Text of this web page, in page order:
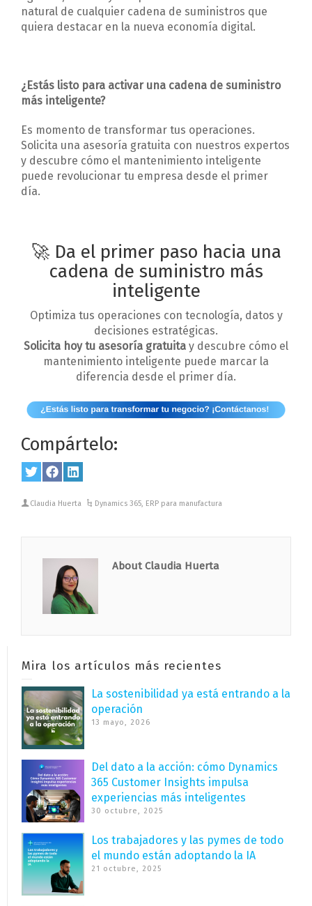
natural de cualquier cadena de suministros que
quiera destacar en la nueva economía digital.
¿Estás listo para activar una cadena de suministro
más inteligente?
Es momento de transformar tus operaciones.
Solicita una asesoría gratuita con nuestros expertos
y descubre cómo el mantenimiento inteligente
puede revolucionar tu empresa desde el primer
día.
🚀 Da el primer paso hacia una
cadena de suministro más
inteligente
Optimiza tus operaciones con tecnología, datos y
decisiones estratégicas.
Solicita hoy tu asesoría gratuita y descubre cómo el
mantenimiento inteligente puede marcar la
diferencia desde el primer día.
Compártelo:
Share
Twitter
Share
Facebook
Share
LinkedIn
Claudia Huerta Dynamics 365, ERP para manufactura
About Claudia Huerta
Mira los artículos más recientes
La sostenibilidad ya está entrando a la
operación
13 mayo, 2026
Del dato a la acción: cómo Dynamics
365 Customer Insights impulsa
experiencias más inteligentes
30 octubre, 2025
Los trabajadores y las pymes de todo
el mundo están adoptando la IA
21 octubre, 2025